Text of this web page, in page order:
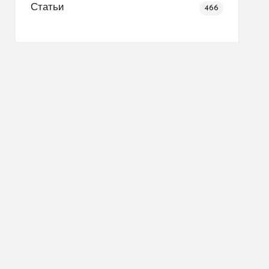
Статьи 466